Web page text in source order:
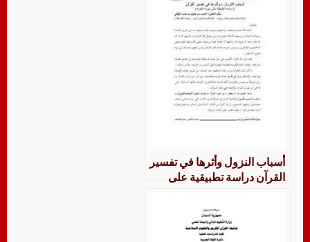
أسباب النزول وأثرها في تفسير
القرآن دراسة تطبيقية على